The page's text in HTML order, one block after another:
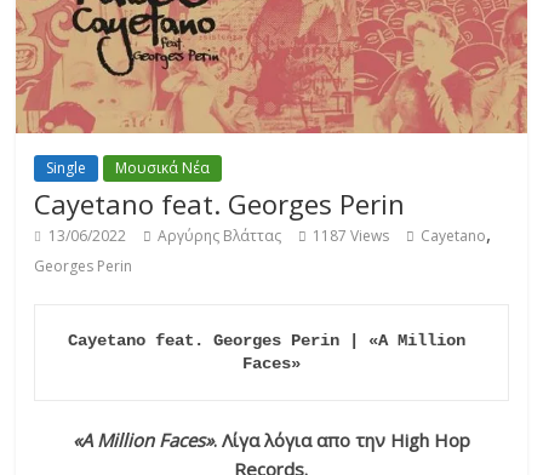
Single Μουσικά Νέα
Cayetano feat. Georges Perin
13/06/2022 Αργύρης Βλάττας 1187 Views Cayetano,
Georges Perin
Cayetano feat. Georges Perin | «A Million
Faces»
«A Million Faces». Λίγα λόγια απο την High Hop
Records.